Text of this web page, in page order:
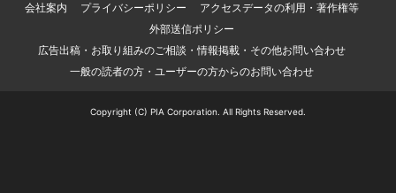
会社案内
プライバシーポリシー
アクセスデータの利用・著作権等
外部送信ポリシー
広告出稿・お取り組みのご相談・情報掲載・その他お問い合わせ
一般の読者の方・ユーザーの方からのお問い合わせ
Copyright (C) PIA Corporation. All Rights Reserved.